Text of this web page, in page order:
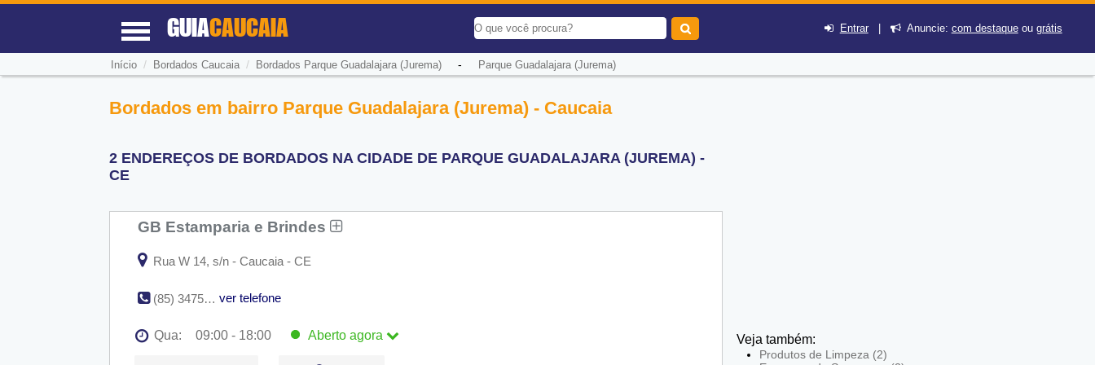
GUIACAUCAIA Entrar| Anuncie: com destaqueou grátis
Início / Bordados Caucaia/ Bordados Parque Guadalajara (Jurema)- Parque Guadalajara (Jurema)
Bordados em bairro Parque Guadalajara (Jurema) - Caucaia
2 ENDEREÇOS DE BORDADOS NA CIDADE DE PARQUE GUADALAJARA (JUREMA) -
CE
GB Estamparia e Brindes
Rua W 14, s/n - Caucaia - CE
(85) 3475-0266 / (85) 8541-6980 ver telefone
Qua: 09:00 - 18:00 Aberto agora
Veja também:
Produtos de Limpeza (2)